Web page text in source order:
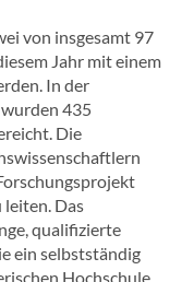
von insgesamt 97
Jahr mit einem
In der
435
Die
Das
qualifizierte
ein selbstständig
Hochschule